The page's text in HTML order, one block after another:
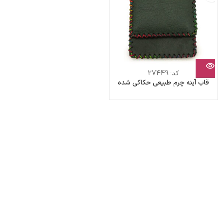
کد:27449
قاب آینه چرم طبیعی حکاکی شده